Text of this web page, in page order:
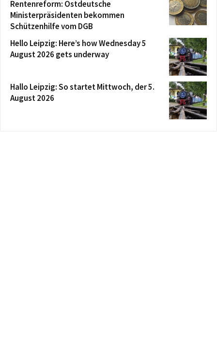
Rentenreform: Ostdeutsche
Ministerpräsidenten bekommen
Schützenhilfe vom DGB
Hello Leipzig: Here’s how Wednesday 5
August 2026 gets underway
Hallo Leipzig: So startet Mittwoch, der 5.
August 2026